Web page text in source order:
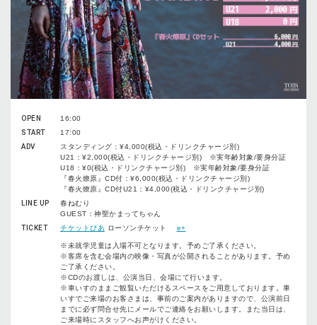
OPEN
16:00
START
17:00
ADV
スタンディング：¥4,000(税込・ドリンクチャージ別)
U21：¥2,000(税込・ドリンクチャージ別) ※実年齢対象/要身分証
U18：¥0(税込・ドリンクチャージ別) ※実年齢対象/要身分証
『春火燎原』CD付：¥6,000(税込・ドリンクチャージ別)
『春火燎原』CD付U21：¥4,000(税込・ドリンクチャージ別)
LINE UP
春ねむり
GUEST：神聖かまってちゃん
TICKET
チケットぴあ ローソンチケット e+
※未就学児童は入場不可となります。予めご了承ください。
※客席を含む会場内の映像・写真が公開されることがあります。予め
ご了承ください。
※CDのお渡しは、公演当日、会場にて行います。
※車いすのままご観覧いただけるスペースをご用意しております。車
いすでご来場のお客さまは、事前のご案内がありますので、公演前日
までに必ず問合せ先にメールでご連絡をお願いします。また当日は、
ご来場時にスタッフへお声がけください。